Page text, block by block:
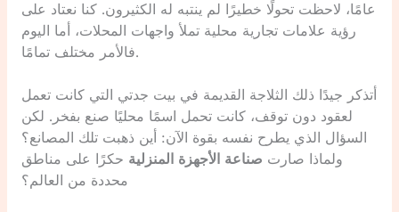
عامًا، لاحظت تحولًا خطيرًا لم ينتبه له الكثيرون. كنا نعتاد على
رؤية علامات تجارية محلية تملأ واجهات المحلات، أما اليوم
فالأمر مختلف تمامًا.
أتذكر جيدًا ذلك الثلاجة القديمة في بيت جدتي التي كانت تعمل
لعقود دون توقف، كانت تحمل اسمًا محليًا صنع بفخر. لكن
السؤال الذي يطرح نفسه بقوة الآن: أين ذهبت تلك المصانع؟
ولماذا صارت صناعة الأجهزة المنزلية حكرًا على مناطق
محددة من العالم؟